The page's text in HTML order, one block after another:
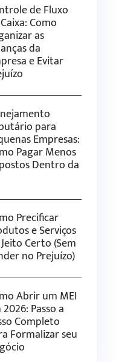
de Fluxo
Como
as
da
e Evitar
para
Empresas:
Pagar Menos
Dentro da
Precificar
e Serviços
Certo (Sem
no Prejuízo)
Abrir um MEI
Passo a
Completo
Formalizar seu